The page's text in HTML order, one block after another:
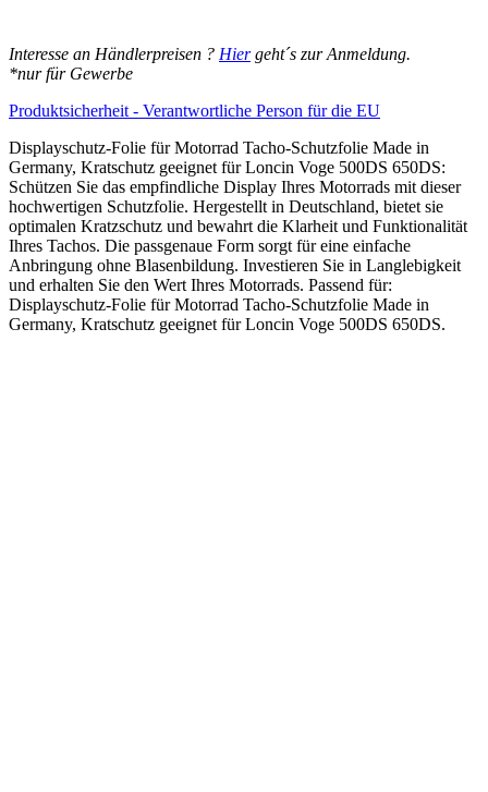
Folie
Moto
Screenies
Tachoschutzfolie
Folie
Displayfolie
Made
in
Germany
Menge
Interesse an Händlerpreisen ? Hiergeht´s zur Anmeldung.
*nur für Gewerbe
Produktsicherheit - Verantwortliche Person für die EU
Displayschutz-Folie für Motorrad Tacho-Schutzfolie Made in
Germany, Kratschutz geeignet für Loncin Voge 500DS 650DS:
Schützen Sie das empfindliche Display Ihres Motorrads mit dieser
hochwertigen Schutzfolie. Hergestellt in Deutschland, bietet sie
optimalen Kratzschutz und bewahrt die Klarheit und Funktionalität
Ihres Tachos. Die passgenaue Form sorgt für eine einfache
Anbringung ohne Blasenbildung. Investieren Sie in Langlebigkeit
und erhalten Sie den Wert Ihres Motorrads. Passend für:
Displayschutz-Folie für Motorrad Tacho-Schutzfolie Made in
Germany, Kratschutz geeignet für Loncin Voge 500DS 650DS.